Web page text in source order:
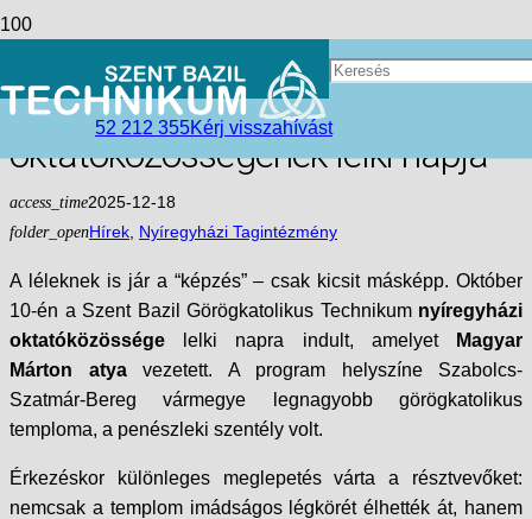
52 212 355Kérj visszahívást
Lelki feltöltődés Penészleken – a
Szent Bazil nyíregyházi
oktatóközösségének lelki napja
access_time2025-12-18
folder_openHírek Nyíregyházi Tagintézmény
A léleknek is jár a “képzés” – csak kicsit másképp. Október
10-én a Szent Bazil Görögkatolikus Technikum nyíregyházi
oktatóközössége lelki napra indult, amelyet
Magyar
Márton atyavezetett. A program helyszíne Szabolcs-
Szatmár-Bereg vármegye legnagyobb görögkatolikus
temploma, a penészleki szentély volt.
Érkezéskor különleges meglepetés várta a résztvevőket:
nemcsak a templom imádságos légkörét élhették át, hanem